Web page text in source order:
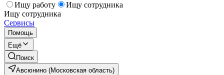
Ищу работу
Ищу сотрудника
Ищу сотрудника
Сервисы
Помощь
Ещё
Поиск
Авсюнино (Московская область)